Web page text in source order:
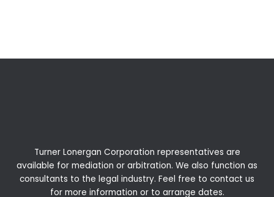
Turner Lonergan Corporation representatives are
available for mediation or arbitration. We also function as
consultants to the legal industry. Feel free to contact us
for more information or to arrange dates.